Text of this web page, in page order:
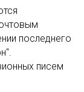
последнего
писем